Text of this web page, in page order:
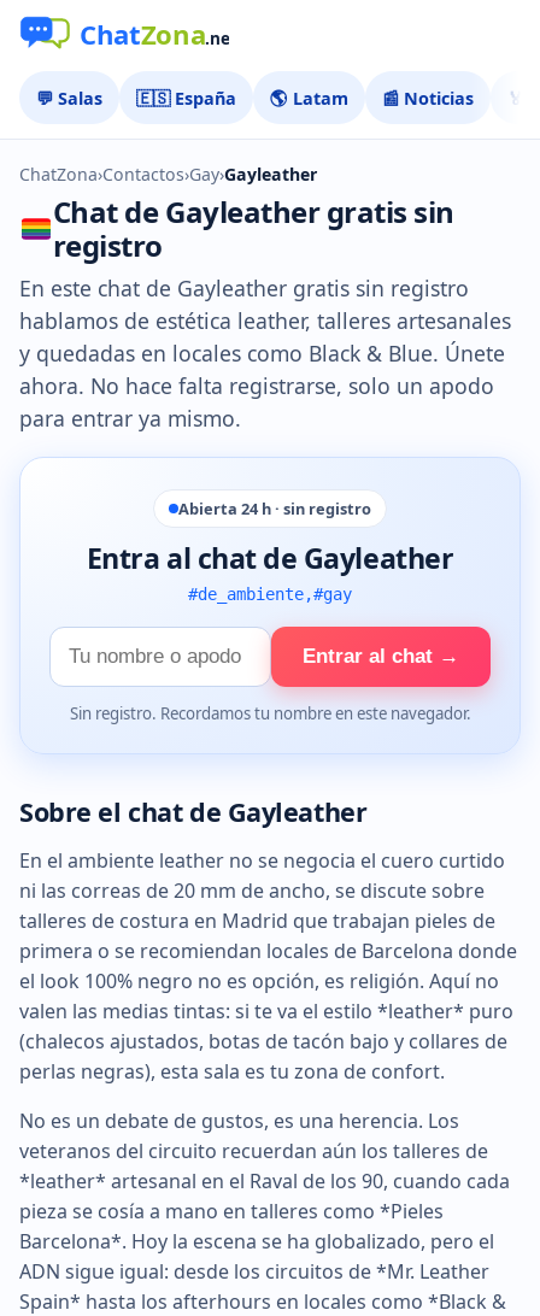
💬 Salas 🇪🇸 España 🌎 Latam 📰 Noticias 🏅
ChatZona›Contactos›Gay›Gayleather
Chat de Gayleather gratis sin
registro
En este chat de Gayleather gratis sin registro
hablamos de estética leather, talleres artesanales
y quedadas en locales como Black & Blue. Únete
ahora. No hace falta registrarse, solo un apodo
para entrar ya mismo.
Abierta 24 h · sin registro
Entra al chat de Gayleather
#de_ambiente,#gay
Tu
nombre
Entrar al chat →
Sin registro. Recordamos tu nombre en este navegador.
Sobre el chat de Gayleather
En el ambiente leather no se negocia el cuero curtido
ni las correas de 20 mm de ancho, se discute sobre
talleres de costura en Madrid que trabajan pieles de
primera o se recomiendan locales de Barcelona donde
el look 100% negro no es opción, es religión. Aquí no
valen las medias tintas: si te va el estilo *leather* puro
(chalecos ajustados, botas de tacón bajo y collares de
perlas negras), esta sala es tu zona de confort.
No es un debate de gustos, es una herencia. Los
veteranos del circuito recuerdan aún los talleres de
*leather* artesanal en el Raval de los 90, cuando cada
pieza se cosía a mano en talleres como *Pieles
Barcelona*. Hoy la escena se ha globalizado, pero el
ADN sigue igual: desde los circuitos de *Mr. Leather
Spain* hasta los afterhours en locales como *Black &